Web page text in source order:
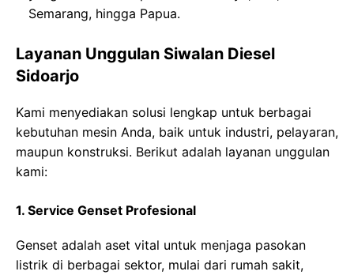
Semarang, hingga Papua.
Layanan Unggulan Siwalan Diesel
Sidoarjo
Kami menyediakan solusi lengkap untuk berbagai
kebutuhan mesin Anda, baik untuk industri, pelayaran,
maupun konstruksi. Berikut adalah layanan unggulan
kami:
1. Service Genset Profesional
Genset adalah aset vital untuk menjaga pasokan
listrik di berbagai sektor, mulai dari rumah sakit,